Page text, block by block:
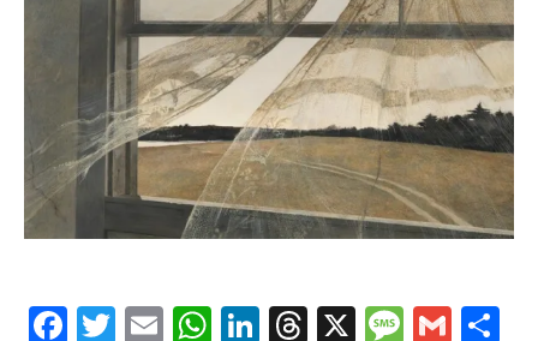
FacebookTwitterEmail WhatsAppLinkedInThreads
X Message
Gmail